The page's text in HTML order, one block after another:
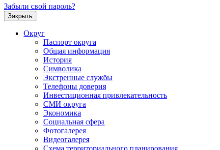
Забыли свой пароль?
Закрыть
Округ
Паспорт округа
Общая информация
История
Символика
Экстренные службы
Телефоны доверия
Инвестиционная привлекательность
СМИ округа
Экономика
Социальная сфера
Фотогалерея
Видеогалерея